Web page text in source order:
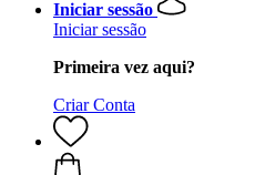
Iniciar sessão
Iniciar sessão
Primeira vez aqui?
Criar Conta